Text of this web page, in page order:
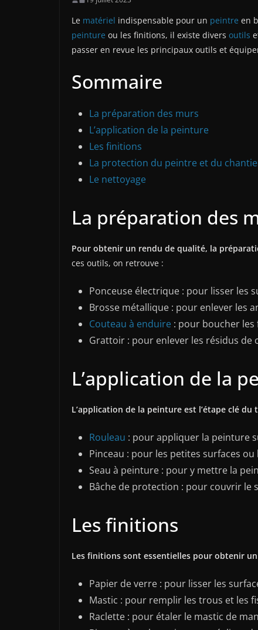
Le matériel indispensable pour un peintre en
peinture ou les finitions, il existe divers outils
passer en revue les principaux outils et
Sommaire
La préparation des murs
L’application de la peinture
Les finitions
La protection du peintre et du
Le nettoyage
La préparation des
Pour obtenir un rendu de qualité, la
ces outils, on retrouve :
Ponceuse électrique : pour lisser les
Brosse métallique : pour enlever les
Couteau à enduire : pour boucher
Grattoir : pour enlever les résidus de
L’application de la
L’application de la peinture est l’étape clé
Rouleau : pour appliquer la peinture
Pinceau : pour les petites surfaces ou
Seau à peinture : pour y mettre la
Bâche de protection : pour couvrir le
Les finitions
Les finitions sont essentielles pour obtenir
Papier de verre : pour lisser les
Mastic : pour remplir les trous et les
Raclette : pour étaler le mastic de